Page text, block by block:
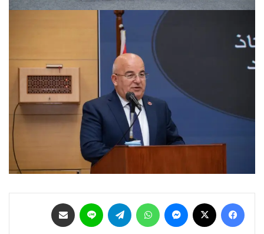
فيسبوك ماسنجر واتساب تيلقرام لاين